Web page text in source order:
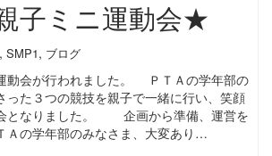
子ミニ運動会★
, SMP1, ブログ
動会が行われました。 ＰＴＡの学年部の
った３つの競技を親子で一緒に行い、笑顔
となりました。 企画から準備、運営を
Ａの学年部のみなさま、大変あり…